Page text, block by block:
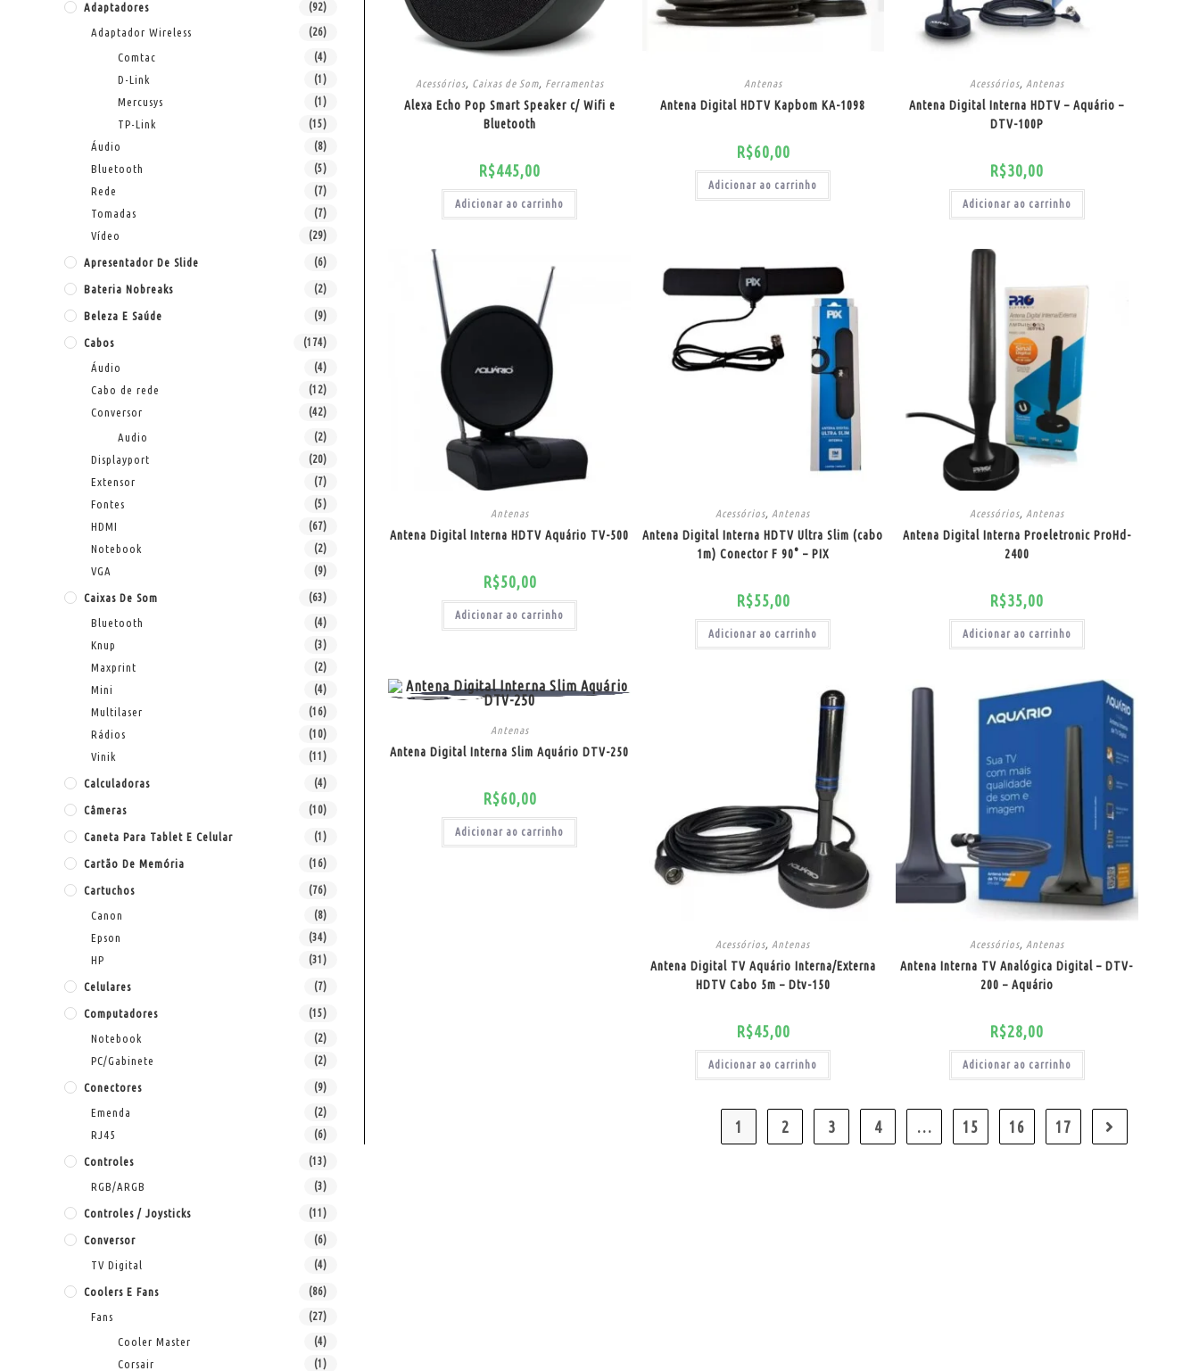
Acessórios, Caixas de Som, Ferramentas
Alexa Echo Pop Smart Speaker c/ Wifi e
Bluetooth
R$445,00
Adicionar ao carrinho
Antenas
Antena Digital HDTV Kapbom KA-1098
R$60,00
Adicionar ao carrinho
Acessórios, Antenas
Antena Digital Interna HDTV – Aquário –
DTV-100P
R$30,00
Adicionar ao carrinho
Antenas
Antena Digital Interna HDTV Aquário TV-500
R$50,00
Adicionar ao carrinho
Acessórios, Antenas
Antena Digital Interna HDTV Ultra Slim (cabo
1m) Conector F 90° – PIX
R$55,00
Adicionar ao carrinho
Acessórios, Antenas
Antena Digital Interna Proeletronic ProHd-
2400
R$35,00
Adicionar ao carrinho
Antenas
Antena Digital Interna Slim Aquário DTV-250
R$60,00
Adicionar ao carrinho
Acessórios, Antenas
Antena Digital TV Aquário Interna/Externa
HDTV Cabo 5m – Dtv-150
R$45,00
Adicionar ao carrinho
Acessórios, Antenas
Antena Interna TV Analógica Digital – DTV-
200 – Aquário
R$28,00
Adicionar ao carrinho
1 2 3 4 … 15 16 17
Adaptadores (92)
Adaptador Wireless (26)
Comtac (4)
D-Link (1)
Mercusys (1)
TP-Link (15)
Áudio (8)
Bluetooth (5)
Rede (7)
Tomadas (7)
Vídeo (29)
Apresentador De Slide (6)
Bateria Nobreaks (2)
Beleza E Saúde (9)
Cabos (174)
Áudio (4)
Cabo de rede (12)
Conversor (42)
Audio (2)
Displayport (20)
Extensor (7)
Fontes (5)
HDMI (67)
Notebook (2)
VGA (9)
Caixas De Som (63)
Bluetooth (4)
Knup (3)
Maxprint (2)
Mini (4)
Multilaser (16)
Rádios (10)
Vinik (11)
Calculadoras (4)
Câmeras (10)
Caneta Para Tablet E Celular (1)
Cartão De Memória (16)
Cartuchos (76)
Canon (8)
Epson (34)
HP (31)
Celulares (7)
Computadores (15)
Notebook (2)
PC/Gabinete (2)
Conectores (9)
Emenda (2)
RJ45 (6)
Controles (13)
RGB/ARGB (3)
Controles / Joysticks (11)
Conversor (6)
TV Digital (4)
Coolers E Fans (86)
Fans (27)
Cooler Master (4)
Corsair (1)